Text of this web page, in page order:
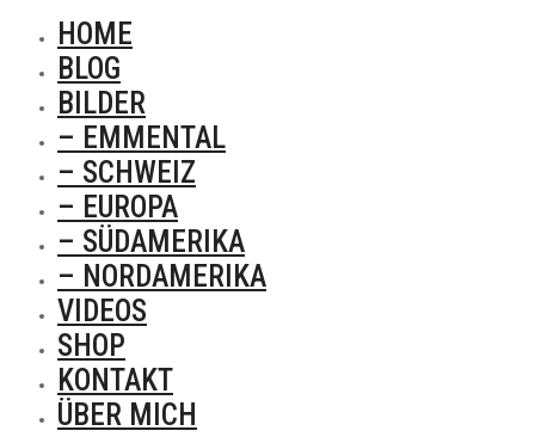
HOME
BLOG
BILDER
– EMMENTAL
– SCHWEIZ
– EUROPA
– SÜDAMERIKA
– NORDAMERIKA
VIDEOS
SHOP
KONTAKT
ÜBER MICH